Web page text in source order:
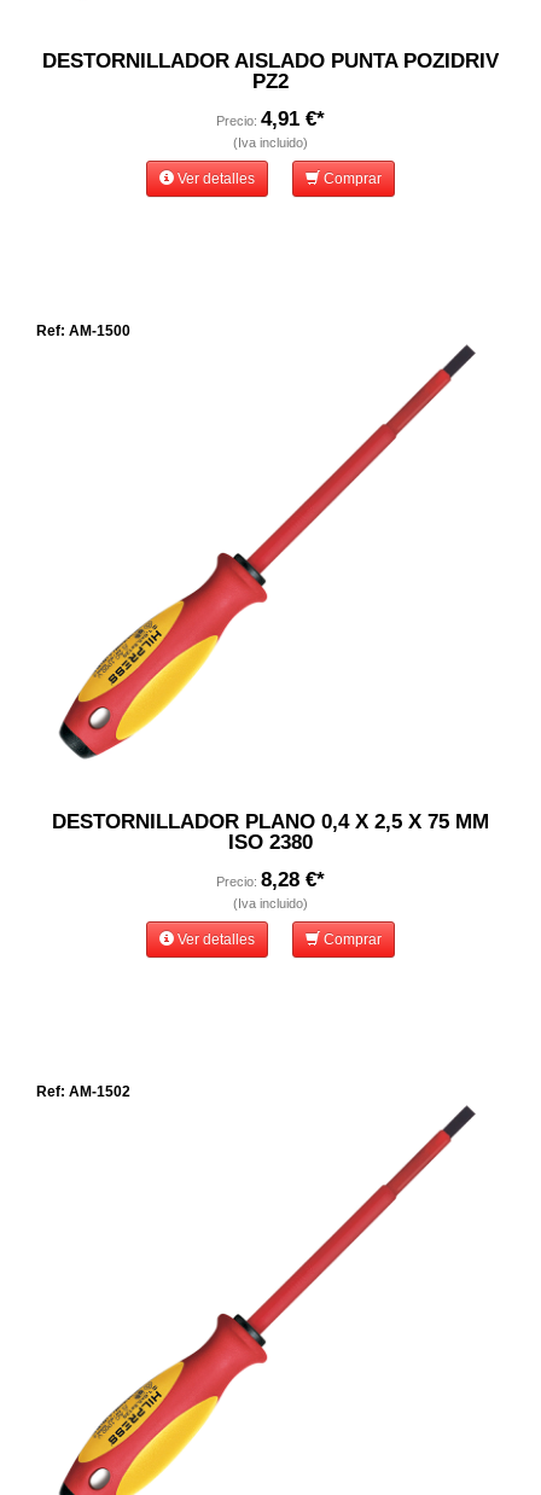
DESTORNILLADOR AISLADO PUNTA POZIDRIV
PZ2
Precio: 4,91 €*
(Iva incluido)
Ver detalles Comprar
Ref: AM-1500
DESTORNILLADOR PLANO 0,4 X 2,5 X 75 MM
ISO 2380
Precio: 8,28 €*
(Iva incluido)
Ver detalles Comprar
Ref: AM-1502